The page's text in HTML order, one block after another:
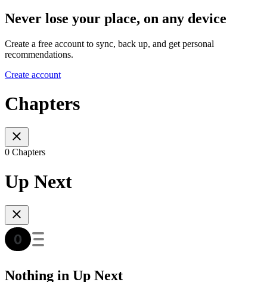
Never lose your place, on any device
Create a free account to sync, back up, and get personal
recommendations.
Create account
Chapters
0 Chapters
Up Next
Nothing in Up Next